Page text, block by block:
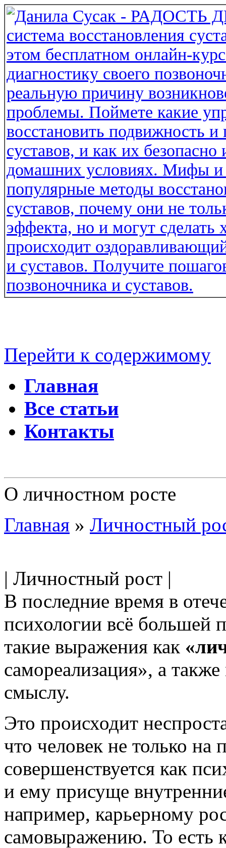
Перейти к содержимому
Главная
Все статьи
Контакты
О личностном росте
Главная » Личностный
| Личностный рост |
В последние время в
психологии всё большей
такие выражения как
самореализация», а
смыслу.
Это происходит
что человек не только
совершенствуется как
и ему присуще
например, карьерному
самовыражению. То есть